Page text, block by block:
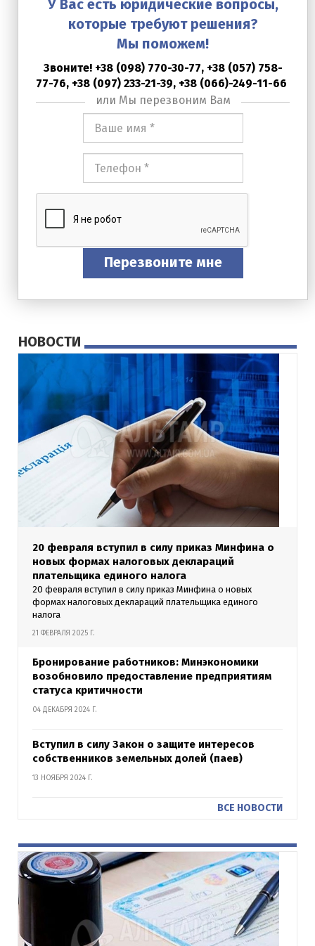
У Вас есть юридические вопросы,
которые требуют решения?
Мы поможем!
Звоните! +38 (098) 770-30-77, +38 (057) 758-
77-76, +38 (097) 233-21-39, +38 (066)-249-11-66
или Мы перезвоним Вам
имя
телефона
Перезвоните мне
НОВОСТИ
20 февраля вступил в силу приказ Минфина о
новых формах налоговых деклараций
плательщика единого налога
20 февраля вступил в силу приказ Минфина о новых
формах налоговых деклараций плательщика единого
налога
21 ФЕВРАЛЯ 2025 Г.
Бронирование работников: Минэкономики
возобновило предоставление предприятиям
статуса критичности
04 ДЕКАБРЯ 2024 Г.
Вступил в силу Закон о защите интересов
собственников земельных долей (паев)
13 НОЯБРЯ 2024 Г.
ВСЕ НОВОСТИ